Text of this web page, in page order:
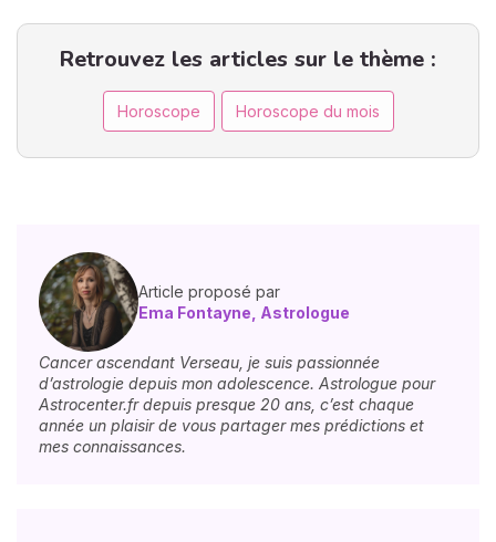
Retrouvez les articles sur le thème :
Horoscope Horoscope du mois
Article proposé par
Ema Fontayne, Astrologue
Cancer ascendant Verseau, je suis passionnée
d’astrologie depuis mon adolescence. Astrologue pour
Astrocenter.fr depuis presque 20 ans, c’est chaque
année un plaisir de vous partager mes prédictions et
mes connaissances.